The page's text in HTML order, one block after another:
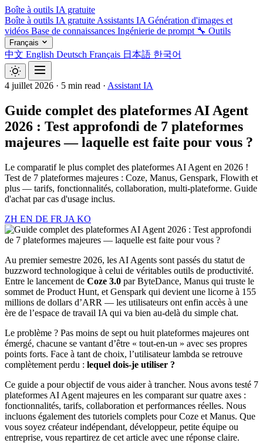
Boîte à outils IA gratuite
Boîte à outils IA gratuite Assistants IA Génération d'images et
vidéos Base de connaissances Ingénierie de prompt 🔧 Outils
Français
中文 English Deutsch Français 日本語 한국어
4 juillet 2026 · 5 min read · Assistant IA
Guide complet des plateformes AI Agent
2026 : Test approfondi de 7 plateformes
majeures — laquelle est faite pour vous ?
Le comparatif le plus complet des plateformes AI Agent en 2026 !
Test de 7 plateformes majeures : Coze, Manus, Genspark, Flowith et
plus — tarifs, fonctionnalités, collaboration, multi-plateforme. Guide
d'achat par cas d'usage inclus.
ZH EN DE FR JA KO
Au premier semestre 2026, les AI Agents sont passés du statut de
buzzword technologique à celui de véritables outils de productivité.
Entre le lancement de Coze 3.0 par ByteDance, Manus qui truste le
sommet de Product Hunt, et Genspark qui devient une licorne à 155
millions de dollars d’ARR — les utilisateurs ont enfin accès à une
ère de l’espace de travail IA qui va bien au-delà du simple chat.
Le problème ? Pas moins de sept ou huit plateformes majeures ont
émergé, chacune se vantant d’être « tout-en-un » avec ses propres
points forts. Face à tant de choix, l’utilisateur lambda se retrouve
complètement perdu : lequel dois-je utiliser ?
Ce guide a pour objectif de vous aider à trancher. Nous avons testé 7
plateformes AI Agent majeures en les comparant sur quatre axes :
fonctionnalités, tarifs, collaboration et performances réelles. Nous
incluons également des tutoriels complets pour Coze et Manus. Que
vous soyez créateur indépendant, développeur, petite équipe ou
entreprise, vous repartirez de cet article avec une réponse claire.